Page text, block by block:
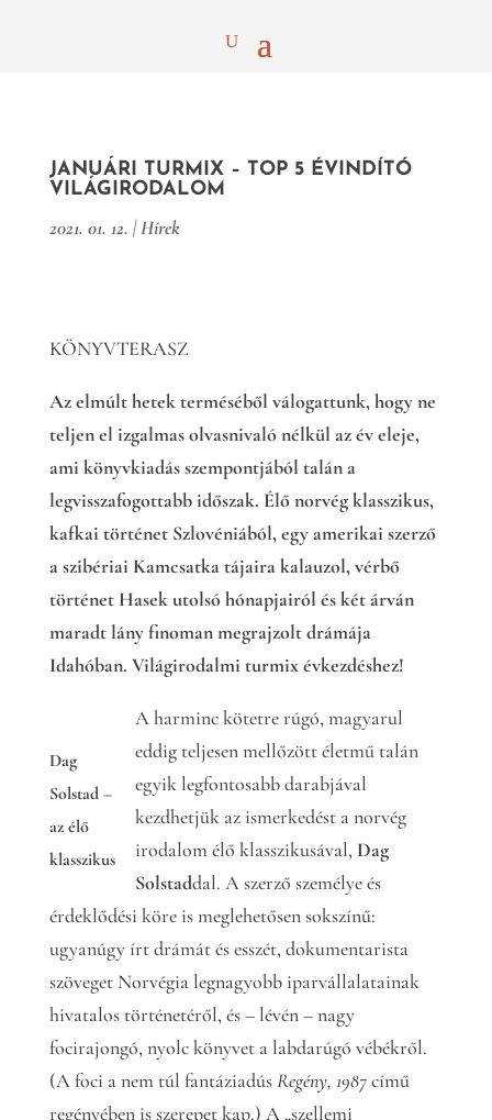
JANUÁRI TURMIX – TOP 5 ÉVINDÍTÓ
VILÁGIRODALOM
2021. 01. 12. |Hírek
KÖNYVTERASZ
Az elmúlt hetek terméséből válogattunk, hogy ne
teljen el izgalmas olvasnivaló nélkül az év eleje,
ami könyvkiadás szempontjából talán a
legvisszafogottabb időszak. Élő norvég klasszikus,
kafkai történet Szlovéniából, egy amerikai szerző
a szibériai Kamcsatka tájaira kalauzol, vérbő
történet Hasek utolsó hónapjairól és két árván
maradt lány finoman megrajzolt drámája
Idahóban. Világirodalmi turmix évkezdéshez!
Dag
Solstad –
az élő
klasszikus
A harminc kötetre rúgó, magyarul
eddig teljesen mellőzött életmű talán
egyik legfontosabb darabjával
kezdhetjük az ismerkedést a norvég
irodalom élő klasszikusával, Dag
Solstaddal. A szerző személye és
érdeklődési köre is meglehetősen sokszínű:
ugyanúgy írt drámát és esszét, dokumentarista
szöveget Norvégia legnagyobb iparvállalatainak
hivatalos történetéről, és – lévén – nagy
focirajongó, nyolc könyvet a labdarúgó vébékről.
(A foci a nem túl fantáziadúsRegény, 1987című
regényében is szerepet kap.) A „szellemi